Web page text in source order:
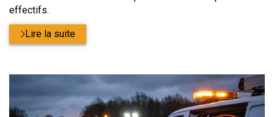
effectifs.
Lire la suite